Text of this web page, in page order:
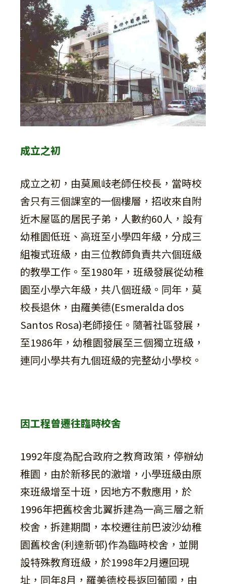
成立之初
成立之初，由莫鳳岐老師任校長，當時校
舍只有三個課室的一個樓層，招收來自附
近木屋區的居民子弟，人數約60人，設有
幼稚園低班、高班至小學四年級，分成三
組複式班級，由三位教師負責共六個班級
的教學工作。至1980年，班級發展從幼稚
園至小學六年級，共八個班級。同年，莫
校長退休，由羅美德(Esmeralda dos
Santos Rosa)老師接任。隨著社區發展，
至1986年，幼稚園發展至三個獨立班級，
連同小學共有九個班級的完整幼小學校。
因工程曾遷往臨時校舍
1992年度為配合政府之教育政策，停辦幼
稚園，由於新移民的激增，小學班級由原
來班級增至十班，因地方不敷應用，於
1996年把舊校舍北翼拆建為一高三層之新
校舍，拆建期間，本校遷往前巴波沙幼稚
園舊校舍(利達新邨)作為臨時校舍，並開
設特殊教育班級，於1998年2月遷回現
址，同年8月，羅美德校長返回葡國，由